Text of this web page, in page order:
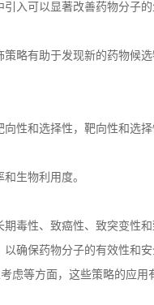
入可以显著改善药物分子
略有助于发现新的药物候
性和选择性，靶向性和选
生物利用度。
毒性、致癌性、致突变性和
确保药物分子的有效性和安
虑等方面，这些策略的应用